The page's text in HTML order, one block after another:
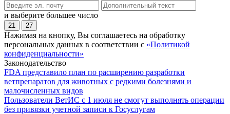
и выберите большее число
21 27
Нажимая на кнопку, Вы соглашаетесь на обработку
персональных данных в соответствии с «Политикой
конфиденциальности»
Законодательство
FDA представило план по расширению разработки
ветпрепаратов для животных с редкими болезнями и
малочисленных видов
Пользователи ВетИС с 1 июля не смогут выполнять операции
без привязки учетной записи к Госуслугам